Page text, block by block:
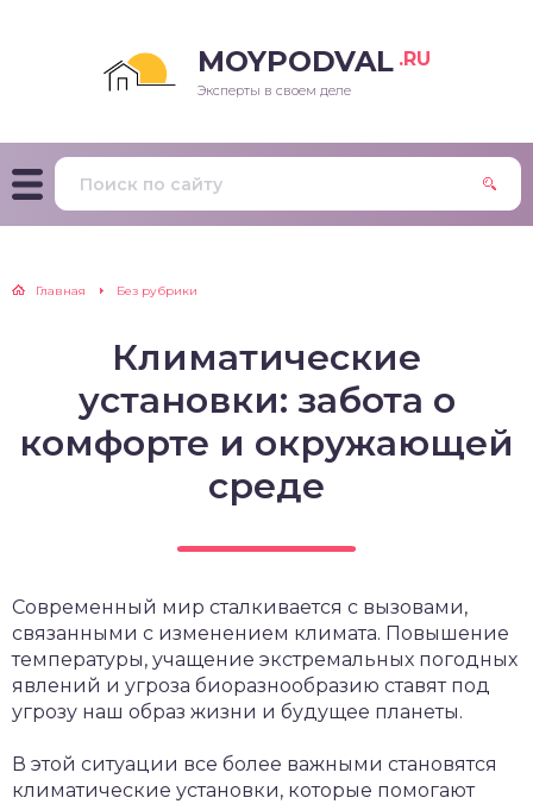
MOYPODVAL .RU
Эксперты в своем деле
Главная Без рубрики
Климатические
установки: забота о
комфорте и окружающей
среде
Современный мир сталкивается с вызовами,
связанными с изменением климата. Повышение
температуры, учащение экстремальных погодных
явлений и угроза биоразнообразию ставят под
угрозу наш образ жизни и будущее планеты.
В этой ситуации все более важными становятся
климатические установки, которые помогают